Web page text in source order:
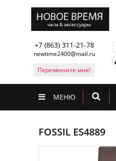
+7 (863) 311-21-78
newtime2400@mail.ru
Перезвоните мне!
МЕНЮ
FOSSIL ES4889